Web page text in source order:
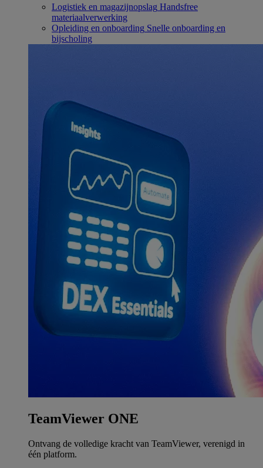
Logistiek en magazijnopslag Handsfree
materiaalverwerking
Opleiding en onboarding Snelle onboarding en
bijscholing
TeamViewer ONE
Ontvang de volledige kracht van TeamViewer, verenigd in
één platform.